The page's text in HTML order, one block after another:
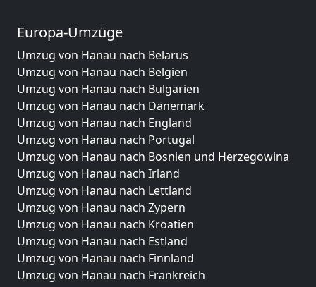
Europa-Umzüge
Umzug von Hanau nach Belarus
Umzug von Hanau nach Belgien
Umzug von Hanau nach Bulgarien
Umzug von Hanau nach Dänemark
Umzug von Hanau nach England
Umzug von Hanau nach Portugal
Umzug von Hanau nach Bosnien und Herzegowina
Umzug von Hanau nach Irland
Umzug von Hanau nach Lettland
Umzug von Hanau nach Zypern
Umzug von Hanau nach Kroatien
Umzug von Hanau nach Estland
Umzug von Hanau nach Finnland
Umzug von Hanau nach Frankreich